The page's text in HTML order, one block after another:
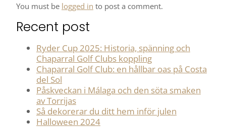
You must be logged in to post a comment.
Recent post
Ryder Cup 2025: Historia, spänning och
Chaparral Golf Clubs koppling
Chaparral Golf Club: en hållbar oas på Costa
del Sol
Påskveckan i Málaga och den söta smaken
av Torrijas
Så dekorerar du ditt hem inför julen
Halloween 2024